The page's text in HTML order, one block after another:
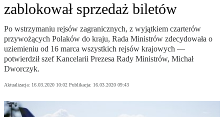
zablokował sprzedaż biletów
Po wstrzymaniu rejsów zagranicznych, z wyjątkiem czarterów
przywożących Polaków do kraju, Rada Ministrów zdecydowała o
uziemieniu od 16 marca wszystkich rejsów krajowych —
potwierdził szef Kancelarii Prezesa Rady Ministrów, Michał
Dworczyk.
Aktualizacja: 16.03.2020 10:02 Publikacja: 16.03.2020 09:43